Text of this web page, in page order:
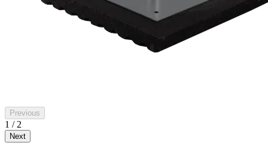
Previous
1 / 2
Next